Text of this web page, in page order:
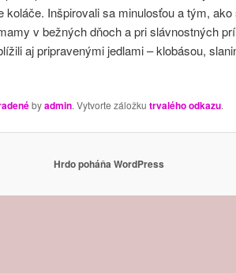
koláče. Inšpirovali sa minulosťou a tým,
v bežných dňoch a pri slávnostných
aj pripravenými jedlami – klobásou,
byadmin. Vytvorte záložku trvalého odkazu.
Hrdo poháňa WordPress